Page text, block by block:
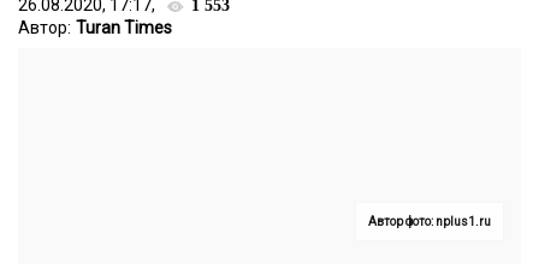
26.08.2020, 17:17, 1 553
Автор: Turan Times
Автор фото: nplus1.ru